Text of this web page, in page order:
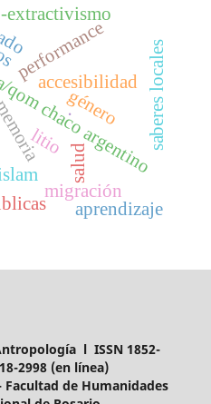
chaco argentino
performance
salud
accesibilidad
género
migración
saberes locales
extractivismo
litio
aprendizaje
.
l ISSN 1852-
2998 (en línea)
de Humanidades